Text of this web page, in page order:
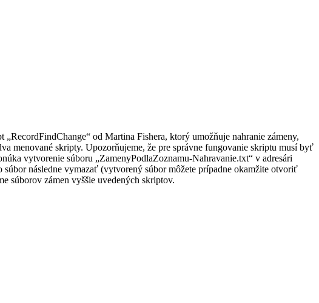
„RecordFindChange“ od Martina Fishera, ktorý umožňuje nahranie zámeny,
menované skripty. Upozorňujeme, že pre správne fungovanie skriptu musí byť
vytvorenie súboru „ZamenyPodlaZoznamu-Nahravanie.txt“ v adresári
následne vymazať (vytvorený súbor môžete prípadne okamžite otvoriť
súborov zámen vyššie uvedených skriptov.